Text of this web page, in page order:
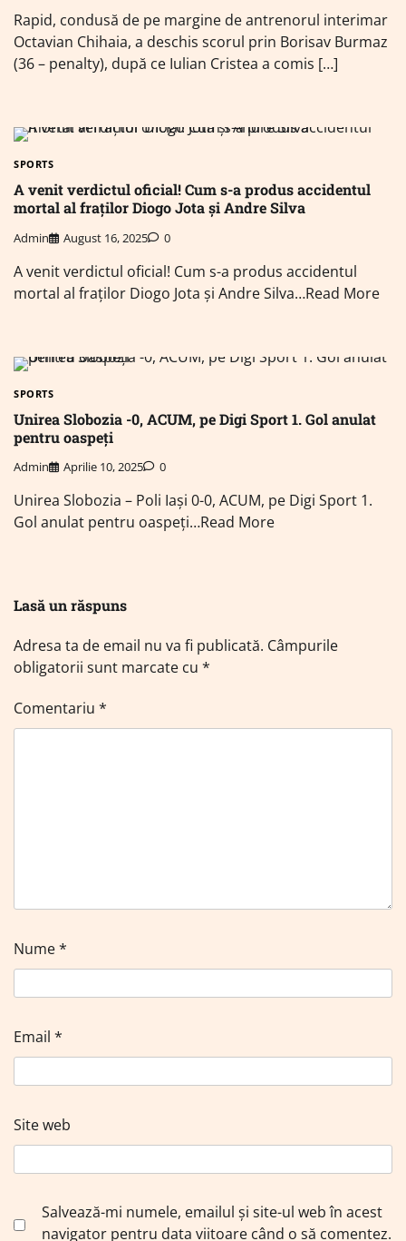
Rapid, condusă de pe margine de antrenorul interimar
Octavian Chihaia, a deschis scorul prin Borisav Burmaz
(36 – penalty), după ce Iulian Cristea a comis […]
SPORTS
A venit verdictul oficial! Cum s-a produs accidentul
mortal al fraților Diogo Jota și Andre Silva
Admin August 16, 2025 0
A venit verdictul oficial! Cum s-a produs accidentul
mortal al fraților Diogo Jota și Andre Silva…Read More
SPORTS
Unirea Slobozia -0, ACUM, pe Digi Sport 1. Gol anulat
pentru oaspeți
Admin Aprilie 10, 2025 0
Unirea Slobozia – Poli Iași 0-0, ACUM, pe Digi Sport 1.
Gol anulat pentru oaspeți…Read More
Lasă un răspuns
Adresa ta de email nu va fi publicată. Câmpurile
obligatorii sunt marcate cu *
Comentariu *
Nume*
Email *
Site web
Salvează-mi numele, emailul și site-ul web în acest
navigator pentru data viitoare când o să comentez.